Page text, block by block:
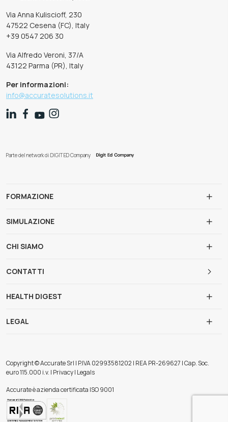
Via Anna Kuliscioff, 230
47522 Cesena (FC), Italy
+39 0547 206 30
Via Alfredo Veroni, 37/A
43122 Parma (PR), Italy
Per informazioni:
info@accuratesolutions.it
Parte del network di DIGIT ED Company
FORMAZIONE
SIMULAZIONE
CHI SIAMO
CONTATTI
HEALTH DIGEST
LEGAL
Copyright © Accurate Srl | P.IVA 02993581202 | REA PR-269627 | Cap. Soc.
euro 115.000 i.v. | Privacy | Legals
Accurate è azienda certificata ISO 9001